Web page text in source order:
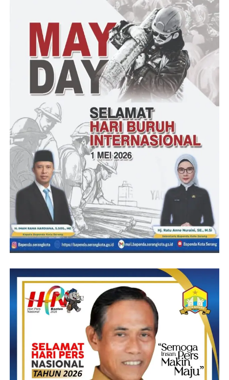
“Dan selanjutnya, kegiatan ini disampaikan di tingkat kecamatan
dan diteruskan ke Pemkab Lebak. Dari sekian program kita akan
ambil yang skala prioritas,” ujar MP Muhamad Mikdad”.
Endih selaku Kasi Ekbang kecamatan berharap agar seluruh
desa benar-benar mengedepankan prioritas kebutuhan dalam
pembangunan, “Artinya, jangan tebang pilih, jangan sampai ada
wilayah yang urgent tapi tidak dibangun, sementara yang belum
urgent dibangun. Inilah pentingnya koordinasi dan sama sama
saling evaluasi agar program yang terselenggara benar-benar pro
rakyat dan jangan lupa ketika terealisasi harus dikerjakan dengan
baik sesuai dengan aturan yang berlaku,” pungkasnya.
Ia juga menambahkan
untuk pembangunan sekarang ini tidak dibatasi jumlah nominal
uangnya namun yang dibatasi hanya usulannya, untuk sekarang
ini tiap desa hanya bisa mengusulkan 20 usulan, dan usulan
tersebut paling lambat tanggal 25 Januari 2023 harus sudah
diusulkan ke tingkat Kecamatan Muncang,